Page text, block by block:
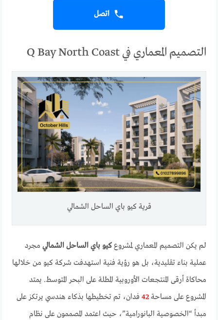
اتصل
التصميم المعماري في Q Bay North Coast
قرية كيو باي الساحل الشمالي
لم يكن التصميم المعماري لمشروعكيو باي الساحل الشمالي مجرد
عملية بناء تقليدية، بل هو رؤية فنية استهدفت شركة كيو من خلالها
محاكاة أرقى المنتجعات الأوروبية المطلة على البحر المتوسط. يمتد
المشروع على مساحة42 فدان، تم تخطيطها بذكاء هندسي يرتكز على
مبدأ “الخصوصية البانورامية”، حيث اعتمد المصممون على نظام